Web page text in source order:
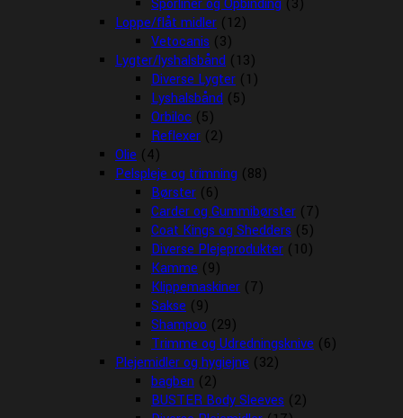
Sporliner og Opbinding (3)
Loppe/flåt midler (12)
Vetocanis (3)
Lygter/lyshalsbånd (13)
Diverse Lygter (1)
Lyshalsbånd (5)
Orbiloc (5)
Reflexer (2)
Olie (4)
Pelspleje og trimning (88)
Børster (6)
Carder og Gummibørster (7)
Coat Kings og Shedders (5)
Diverse Plejeprodukter (10)
Kamme (9)
Klippemaskiner (7)
Sakse (9)
Shampoo (29)
Trimme og Udredningsknive (6)
Plejemidler og hygiejne (32)
bagben (2)
BUSTER Body Sleeves (2)